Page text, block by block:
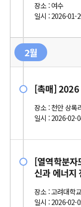
장소 : 여수
일시 : 2026-01-
2월
[촉매] 2026
장소 : 천안 상록
일시 : 2026-02-
[열역학분
신과 에너지
장소 : 고려대학
일시 : 2026-02-